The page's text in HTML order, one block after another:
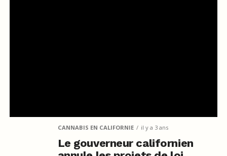
CANNABIS EN CALIFORNIE il y a 3 ans
Le gouverneur californien